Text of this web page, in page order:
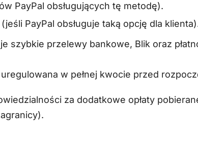
PayPal obsługujących tę metodę).
PayPal obsługuje taką opcję dla
szybkie przelewy bankowe, Blik oraz
w pełnej kwocie przed
za dodatkowe opłaty